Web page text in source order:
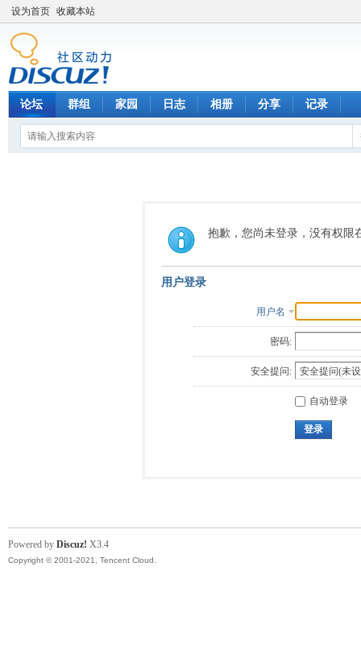
设为首页 收藏本站
论坛 群组 家园 日志 相册 分享 记录
抱歉，您尚未登录，没有权限
用户登录
用户名
密码:
安全提问:
自动登录
登录
Powered by Discuz! X3.4
Copyright © 2001-2021, Tencent Cloud.